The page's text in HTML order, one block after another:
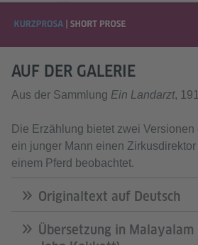
AUF DER GALERIE
Aus der Sammlung Ein Landarzt,
Die Erzählung bietet zwei
ein junger Mann einen
einem Pferd beobachtet.
Originaltext auf Deutsch
Übersetzung in Malayalam